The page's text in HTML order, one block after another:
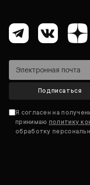
Подписаться
Я согласен на
принимаю политику
обработку